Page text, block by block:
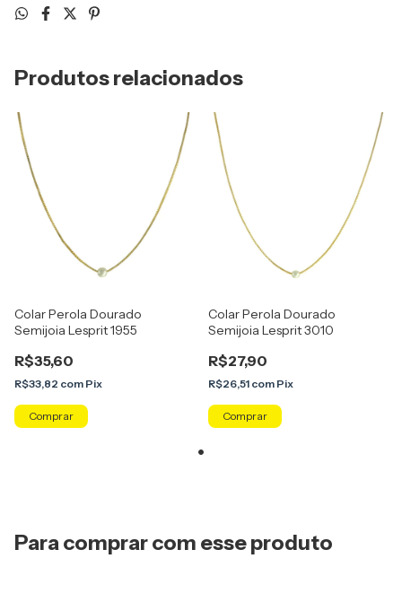
Produtos relacionados
Colar Perola Dourado
Semijoia Lesprit 1955
R$35,60
R$33,82 com Pix
Colar Perola Dourado
Semijoia Lesprit 3010
R$27,90
R$26,51 com Pix
Para comprar com esse produto